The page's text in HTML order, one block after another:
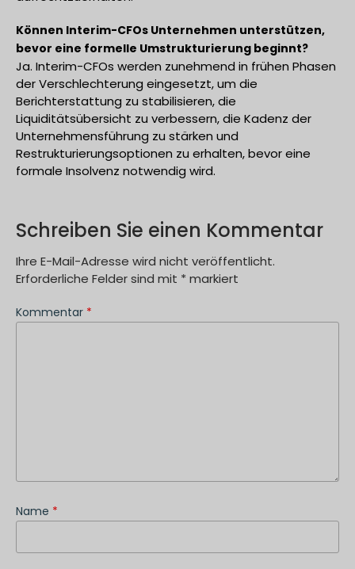
Können Interim-CFOs Unternehmen unterstützen,
bevor eine formelle Umstrukturierung beginnt?
Ja. Interim-CFOs werden zunehmend in frühen Phasen
der Verschlechterung eingesetzt, um die
Berichterstattung zu stabilisieren, die
Liquiditätsübersicht zu verbessern, die Kadenz der
Unternehmensführung zu stärken und
Restrukturierungsoptionen zu erhalten, bevor eine
formale Insolvenz notwendig wird.
Schreiben Sie einen Kommentar
Ihre E-Mail-Adresse wird nicht veröffentlicht.
Erforderliche Felder sind mit * markiert
Kommentar *
Name *